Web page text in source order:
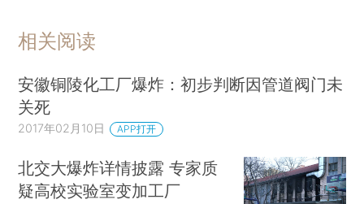
方，遇火源会着火回燃。苯对环境有危害，对水体
可造成污染。高浓度苯对中枢神经系统有麻醉作
用，引起急性中毒。
天嘉宜化工供应链下游的一位客户告诉财新记
者，天嘉宜主要做纯苯硝化，原料以纯苯为主，主
要产品为间苯二胺、对苯二胺和邻苯二胺。天嘉宜
相关阅读
安徽铜陵化工厂爆炸：初步判断因管道阀门未
关死
2017年02月10日 APP打开
北交大爆炸详情披露 专家质
疑高校实验室变加工厂